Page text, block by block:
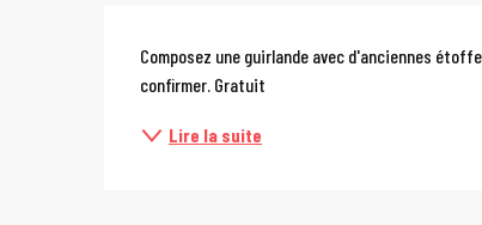
Description
Composez une guirlande avec d'anciennes
confirmer. Gratuit
Lire la suite